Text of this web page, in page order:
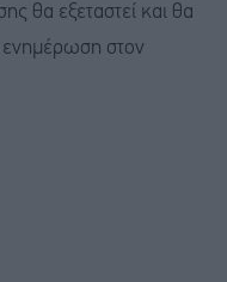
θα εξεταστεί και θα
στον